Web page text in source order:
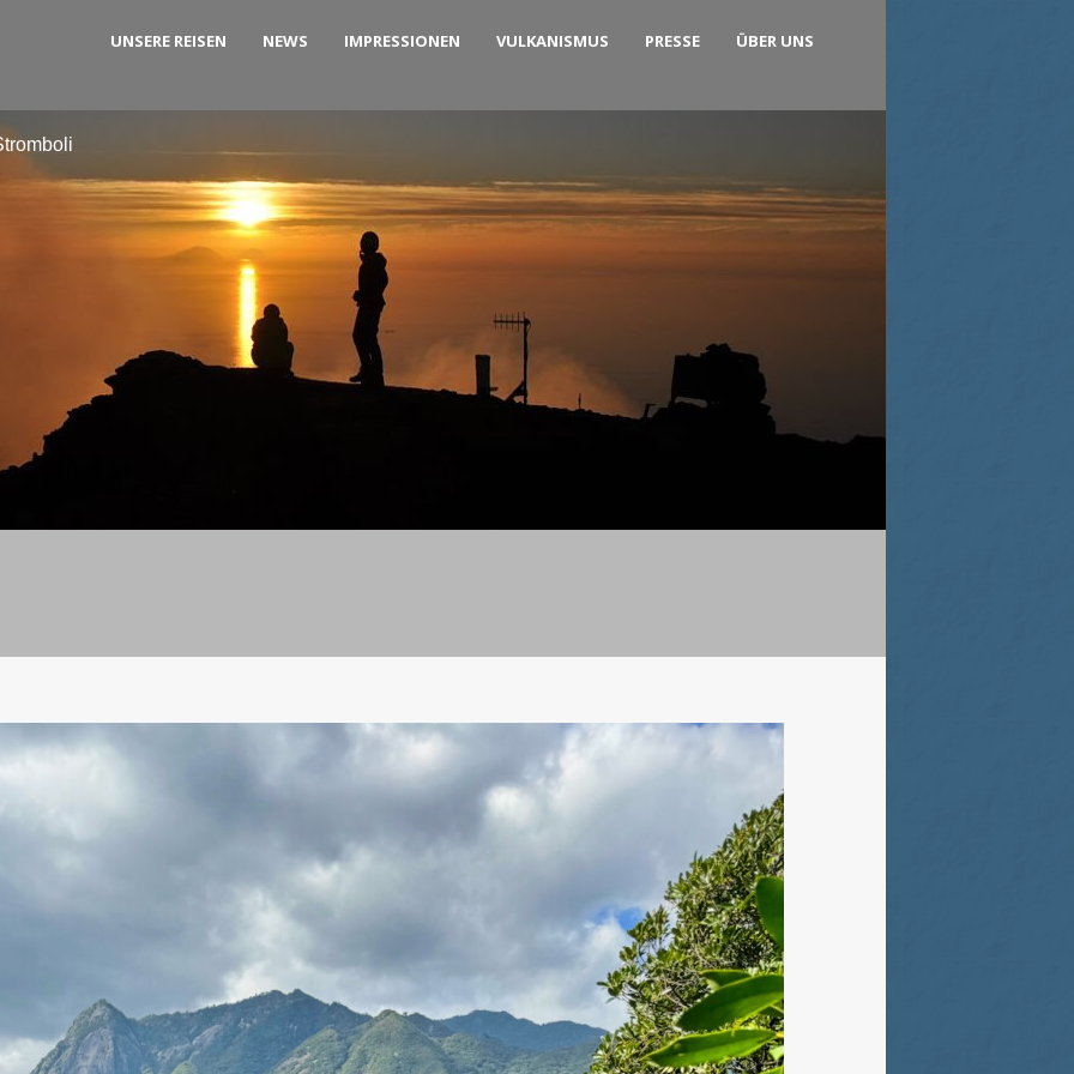
UNSERE REISEN NEWS IMPRESSIONEN VULKANISMUS PRESSE ÜBER UNS